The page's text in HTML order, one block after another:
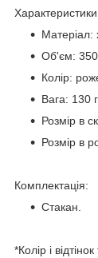
Матеріал:
Об'єм:
Колір:
Вага: 130
Розмір в
Розмір в
Комплектація:
Стакан.
*Колір і